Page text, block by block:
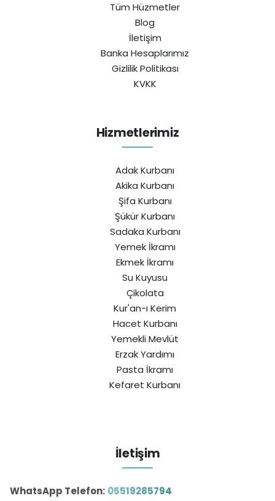
Tüm Hüzmetler
Blog
İletişim
Banka Hesaplarımız
Gizlilik Politikası
KVKK
Hizmetlerimiz
Adak Kurbanı
Akika Kurbanı
Şifa Kurbanı
Şükür Kurbanı
Sadaka Kurbanı
Yemek İkramı
Ekmek İkramı
Su Kuyusu
Çikolata
Kur'an-ı Kerim
Hacet Kurbanı
Yemekli Mevlüt
Erzak Yardımı
Pasta İkramı
Kefaret Kurbanı
İletişim
WhatsApp Telefon: 05519285794